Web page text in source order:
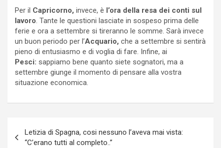
Per il Capricorno, invece, è l’ora della resa dei conti sul
lavoro. Tante le questioni lasciate in sospeso prima delle
ferie e ora a settembre si tireranno le somme. Sarà invece
un buon periodo per l’Acquario, che a settembre si sentirà
pieno di entusiasmo e di voglia di fare. Infine, ai
Pesci: sappiamo bene quanto siete sognatori, ma a
settembre giunge il momento di pensare alla vostra
situazione economica.
articoli
Letizia di Spagna, cosi nessuno l’aveva mai vista:
“C’erano tutti al completo..”